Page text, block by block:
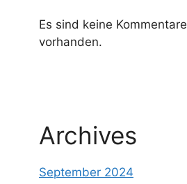
Es sind keine Kommentare
vorhanden.
Archives
September 2024